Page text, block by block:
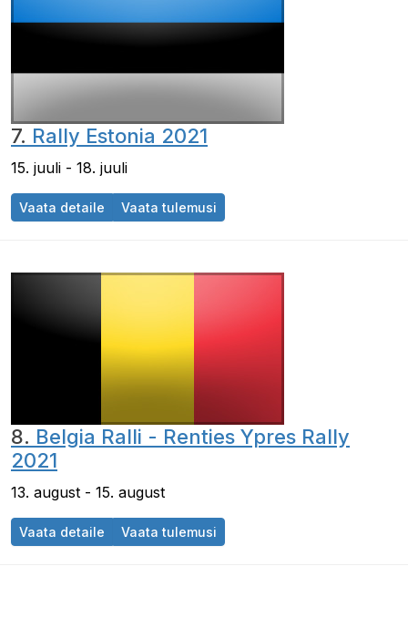
7. Rally Estonia 2021
15. juuli - 18. juuli
Vaata detaile Vaata tulemusi
8. Belgia Ralli - Renties Ypres Rally
2021
13. august - 15. august
Vaata detaile Vaata tulemusi